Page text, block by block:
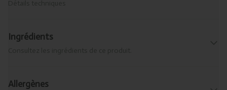
Ingrédients
Allergènes